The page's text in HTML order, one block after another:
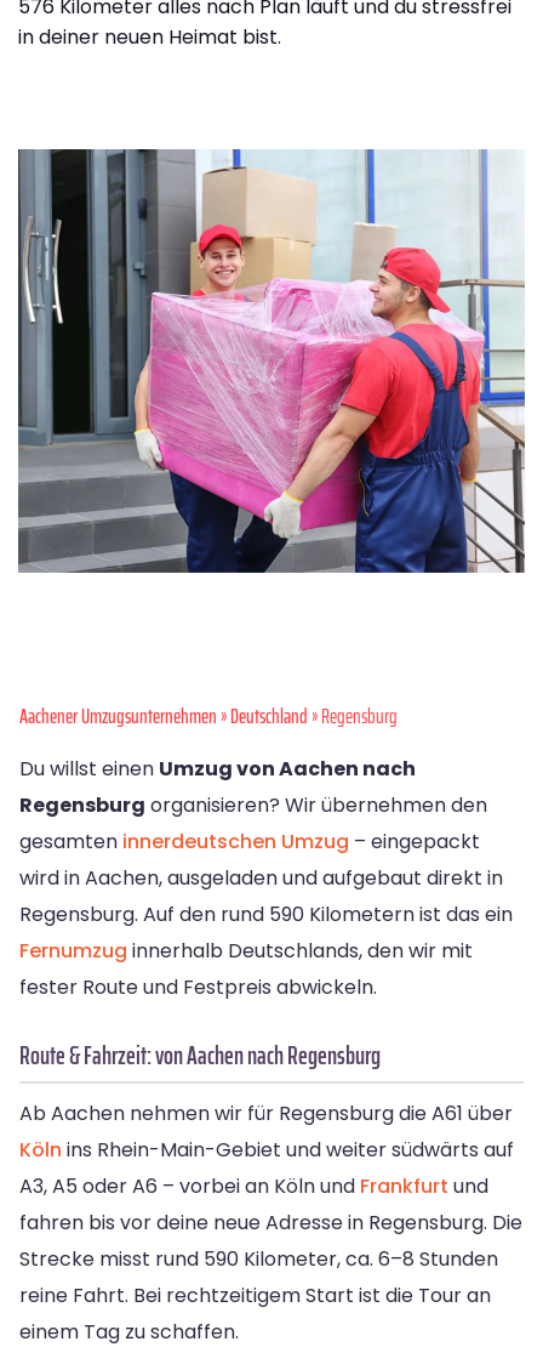
576 Kilometer alles nach Plan läuft und du stressfrei
in deiner neuen Heimat bist.
Aachener Umzugsunternehmen»Deutschland» Regensburg
Du willst einen Umzug von Aachen nach
Regensburg organisieren? Wir übernehmen den
gesamten innerdeutschen Umzug – eingepackt
wird in Aachen, ausgeladen und aufgebaut direkt in
Regensburg. Auf den rund 590 Kilometern ist das ein
Fernumzug innerhalb Deutschlands, den wir mit
fester Route und Festpreis abwickeln.
Route & Fahrzeit: von Aachen nach Regensburg
Ab Aachen nehmen wir für Regensburg die A61 über
Köln ins Rhein-Main-Gebiet und weiter südwärts auf
A3, A5 oder A6 – vorbei an Köln und Frankfurt und
fahren bis vor deine neue Adresse in Regensburg. Die
Strecke misst rund 590 Kilometer, ca. 6–8 Stunden
reine Fahrt. Bei rechtzeitigem Start ist die Tour an
einem Tag zu schaffen.